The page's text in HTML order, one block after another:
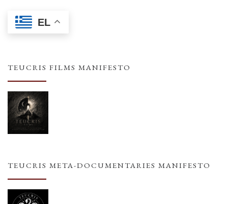
EL
TEUCRIS FILMS MANIFESTO
TEUCRIS META-DOCUMENTARIES MANIFESTO